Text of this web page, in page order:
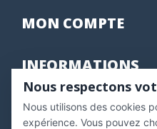
MON COMPTE
INFORMATIONS
Marchand approuvé par la
pour vérifier .
Nous respectons
Nous utilisons des cookies
expérience. Vous pouvez